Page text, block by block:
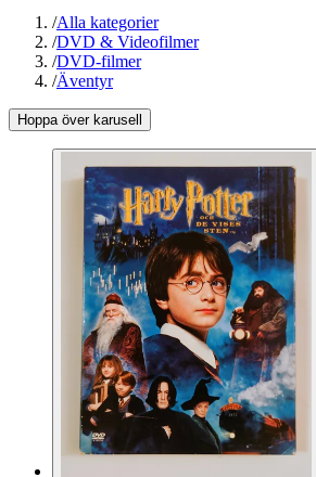
/Alla kategorier
/DVD & Videofilmer
/DVD-filmer
/Äventyr
Hoppa över karusell